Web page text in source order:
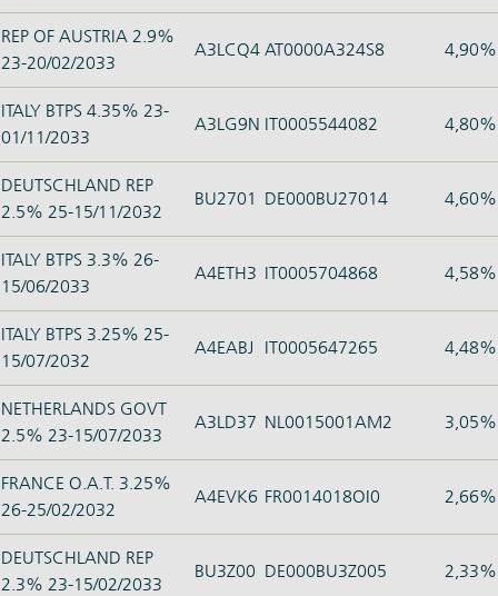
REP OF AUSTRIA 2.9%
23-20/02/2033
A3LCQ4 AT0000A324S8 4,90%
ITALY BTPS 4.35% 23-
01/11/2033
A3LG9N IT0005544082 4,80%
DEUTSCHLAND REP
2.5% 25-15/11/2032
BU2701 DE000BU27014 4,60%
ITALY BTPS 3.3% 26-
15/06/2033
A4ETH3 IT0005704868 4,58%
ITALY BTPS 3.25% 25-
15/07/2032
A4EABJ IT0005647265 4,48%
NETHERLANDS GOVT
2.5% 23-15/07/2033
A3LD37 NL0015001AM2 3,05%
FRANCE O.A.T. 3.25%
26-25/02/2032
A4EVK6 FR0014018OI0 2,66%
DEUTSCHLAND REP
2.3% 23-15/02/2033
BU3Z00 DE000BU3Z005 2,33%